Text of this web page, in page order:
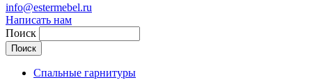
info@estermebel.ru
Написать нам
Поиск
Спальные гарнитуры